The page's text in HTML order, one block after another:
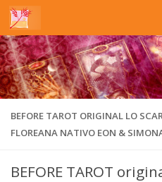
Saltar al contenido
BEFORE TAROT ORIGINAL LO
FLOREANA NATIVO EON &
BEFORE TAROT